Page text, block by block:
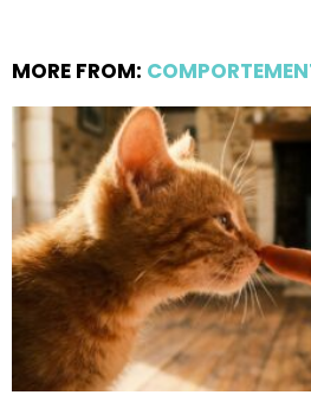
MORE FROM: